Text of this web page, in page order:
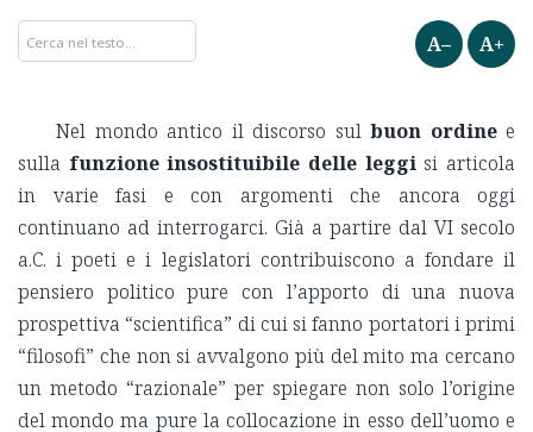
A– A+
Nel mondo antico il discorso sul buon ordinee
sulla funzione insostituibile delle leggisi articola
in varie fasi e con argomenti che ancora oggi
continuano ad interrogarci. Già a partire dal VI secolo
a.C. i poeti e i legislatori contribuiscono a fondare il
pensiero politico pure con l’apporto di una nuova
prospettiva “scientifica” di cui si fanno portatori i primi
“filosofi” che non si avvalgono più del mito ma cercano
un metodo “razionale” per spiegare non solo l’origine
del mondo ma pure la collocazione in esso dell’uomo e